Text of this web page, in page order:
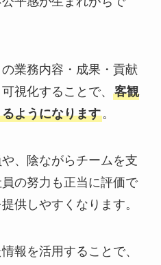
業務内容・成果・貢献
視化することで、 客観
ようになります。
、陰ながらチームを支
の努力も正当に評価で
供しやすくなります。
報を活用することで、